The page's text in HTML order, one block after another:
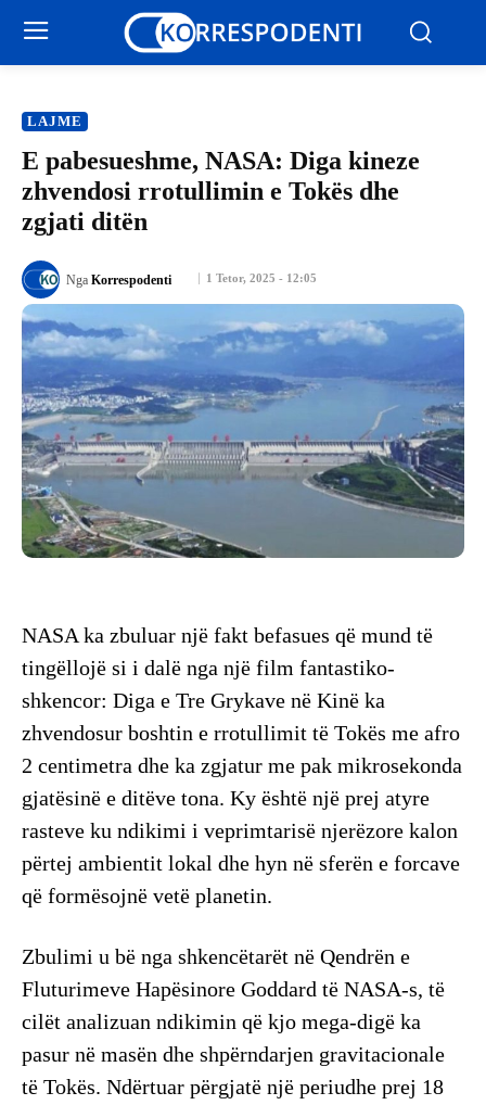
LAJME
E pabesueshme, NASA: Diga kineze
zhvendosi rrotullimin e Tokës dhe
zgjati ditën
1 Tetor, 2025 - 12:05
Nga Korrespodenti
NASA ka zbuluar një fakt befasues që mund të
tingëllojë si i dalë nga një film fantastiko-
shkencor: Diga e Tre Grykave në Kinë ka
zhvendosur boshtin e rrotullimit të Tokës me afro
2 centimetra dhe ka zgjatur me pak mikrosekonda
gjatësinë e ditëve tona. Ky është një prej atyre
rasteve ku ndikimi i veprimtarisë njerëzore kalon
përtej ambientit lokal dhe hyn në sferën e forcave
që formësojnë vetë planetin.
Zbulimi u bë nga shkencëtarët në Qendrën e
Fluturimeve Hapësinore Goddard të NASA-s, të
cilët analizuan ndikimin që kjo mega-digë ka
pasur në masën dhe shpërndarjen gravitacionale
të Tokës. Ndërtuar përgjatë një periudhe prej 18